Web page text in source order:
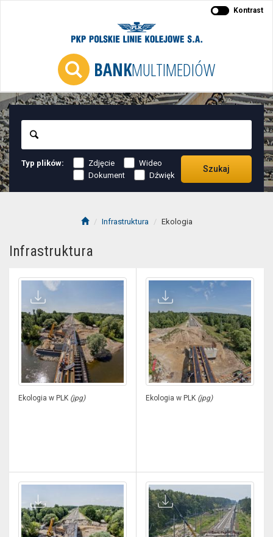
BANKMULTIMEDIÓW
Kontrast
Typ plików: Zdjęcie
Wideo
Dokument
Dźwięk
Szukaj
Infrastruktura Ekologia
Infrastruktura
Ekologia w PLK (jpg) Ekologia w PLK (jpg)